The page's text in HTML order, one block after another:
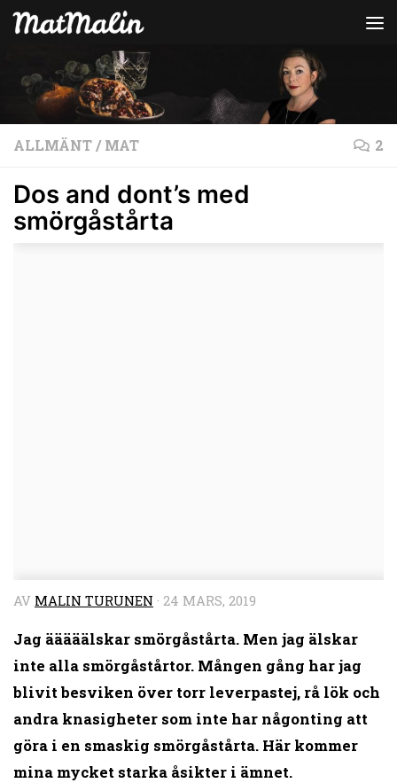
Hoppa till innehåll
ALLMÄNT/ MAT 2
Dos and dont’s med
smörgåstårta
AV MALIN TURUNEN · 24 MARS, 2019
Jag ääääälskar smörgåstårta. Men jag älskar
inte alla smörgåstårtor. Mången gång har jag
blivit besviken över torr leverpastej, rå lök och
andra knasigheter som inte har någonting att
göra i en smaskig smörgåstårta. Här kommer
mina mycket starka åsikter i ämnet.